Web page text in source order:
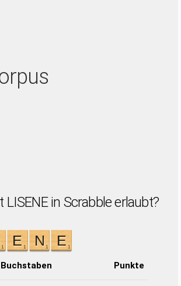
in Scrabble erlaubt?
Buchstaben Punkte